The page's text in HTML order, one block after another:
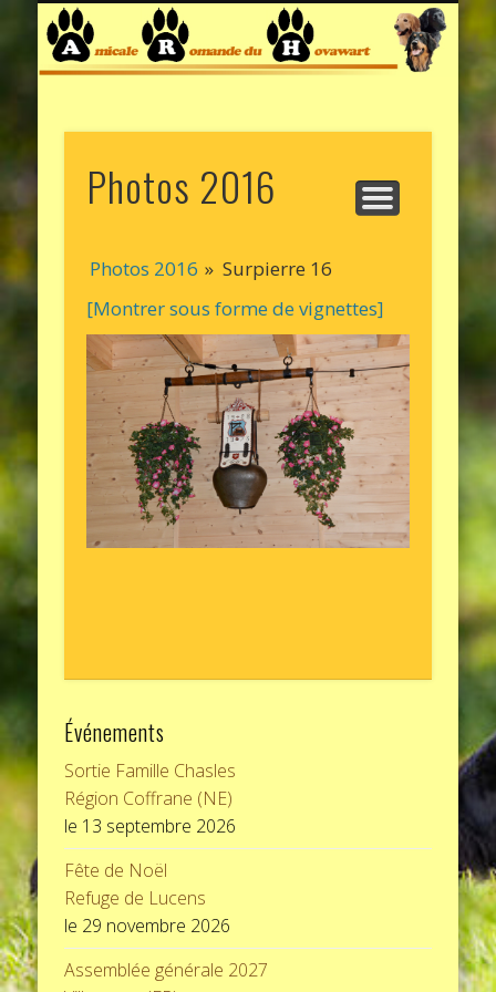
BIENVENUE
LE HOVAWART
COMITÉ
ELEVEURS
PHOTOS
ARTICLES / INFOS RECHERCHE MEMBRE !
Photos 2016
Photos 2016 » Surpierre 16
[Montrer sous forme de vignettes]
Événements
Sortie Famille Chasles
Région Coffrane (NE)
le 13 septembre 2026
Fête de Noël
Refuge de Lucens
le 29 novembre 2026
Assemblée générale 2027